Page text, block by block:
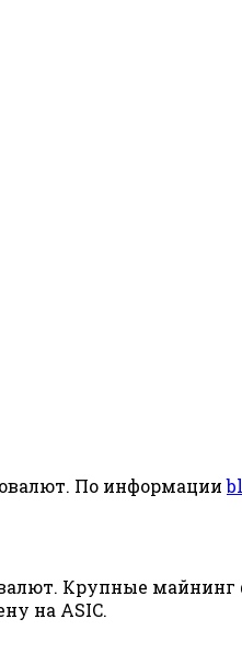
По информации
Крупные
на ASIC.